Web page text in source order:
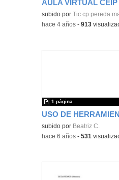
Contenido educativo.
subido porTic cp pereda
-hace 4 años -913
Contenido educativo.
subido por Beatriz C.
1 página
-hace 6 años -531